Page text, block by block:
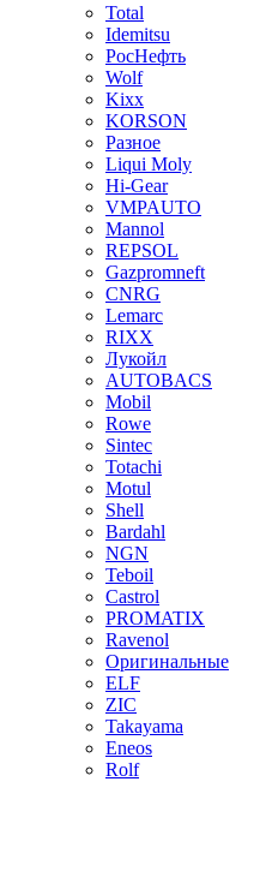
Total
Idemitsu
РосНефть
Wolf
Kixx
KORSON
Разное
Liqui Moly
Hi-Gear
VMPAUTO
Mannol
REPSOL
Gazpromneft
CNRG
Lemarc
RIXX
Лукойл
AUTOBACS
Mobil
Rowe
Sintec
Totachi
Motul
Shell
Bardahl
NGN
Teboil
Castrol
PROMATIX
Ravenol
Оригинальные
ELF
ZIC
Takayama
Eneos
Rolf